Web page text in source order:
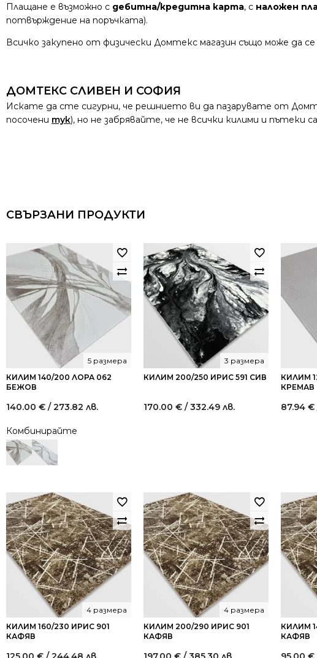
Плащане е възможно с дебитна/кредитна карта, с наложен
потвърждение на поръчката).
Всичко закупено от физически Домтекс магазин също може да
ДОМТЕКС СЛИВЕН И СОФИЯ
Искате да сте сигурни, че решнието ви да пазарувате от
посочени тук), но не забрявайте, че не всички килими и пътеки
СВЪРЗАНИ ПРОДУКТИ
КИЛИМ 140/200 ЛОРА 062
БЕЖОВ
5 размера
140.00 € / 273.82 лв.
Комбинирайте
КИЛИМ 200/250 ИРИС 591 СИВ
3 размера
170.00 € / 332.49 лв.
КИЛИМ
КРЕМАВ
87.94 €
КИЛИМ 160/230 ИРИС 901
КАФЯВ
4 размера
КИЛИМ 200/290 ИРИС 901
КАФЯВ
4 размера
КИЛИМ
КАФЯВ